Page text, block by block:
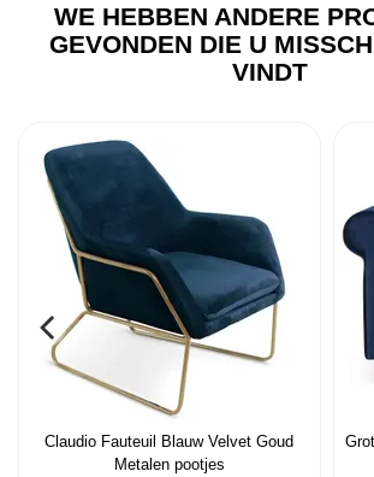
WE HEBBEN ANDERE
GEVONDEN DIE U
VINDT
Claudio Fauteuil Blauw Velvet Goud
Metalen pootjes